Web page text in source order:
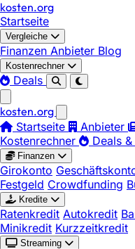
kosten.org
Startseite
Vergleiche
Finanzen Anbieter Blog
Kostenrechner
Deals
kosten.org
Startseite
Anbieter
Kostenrechner
Deals
Finanzen
Girokonto
Festgeld Crowdfunding
Kredite
Ratenkredit Autokredit
Minikredit Kurzzeitkredit
Streaming